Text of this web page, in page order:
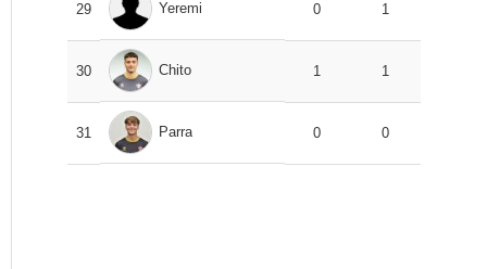
29 Yeremi 0 1
30 Chito 1 1
31 Parra 0 0